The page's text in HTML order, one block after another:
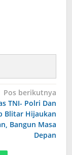
Pos berikutnya
TNI- Polri Dan
Blitar Hijaukan
Bangun Masa
Depan